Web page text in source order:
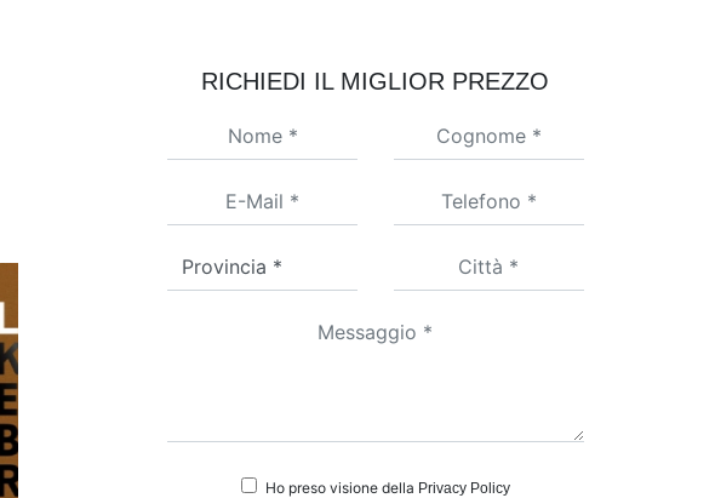
RICHIEDI IL MIGLIOR PREZZO
Ho preso visione della Privacy Policy